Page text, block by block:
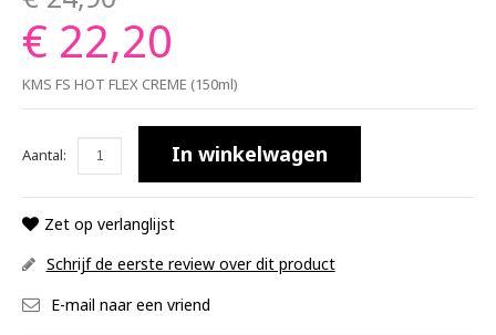
€ 22,20
KMS FS HOT FLEX CREME (150ml)
Aantal: In winkelwagen
Zet op verlanglijst
Schrijf de eerste review over dit product
E-mail naar een vriend